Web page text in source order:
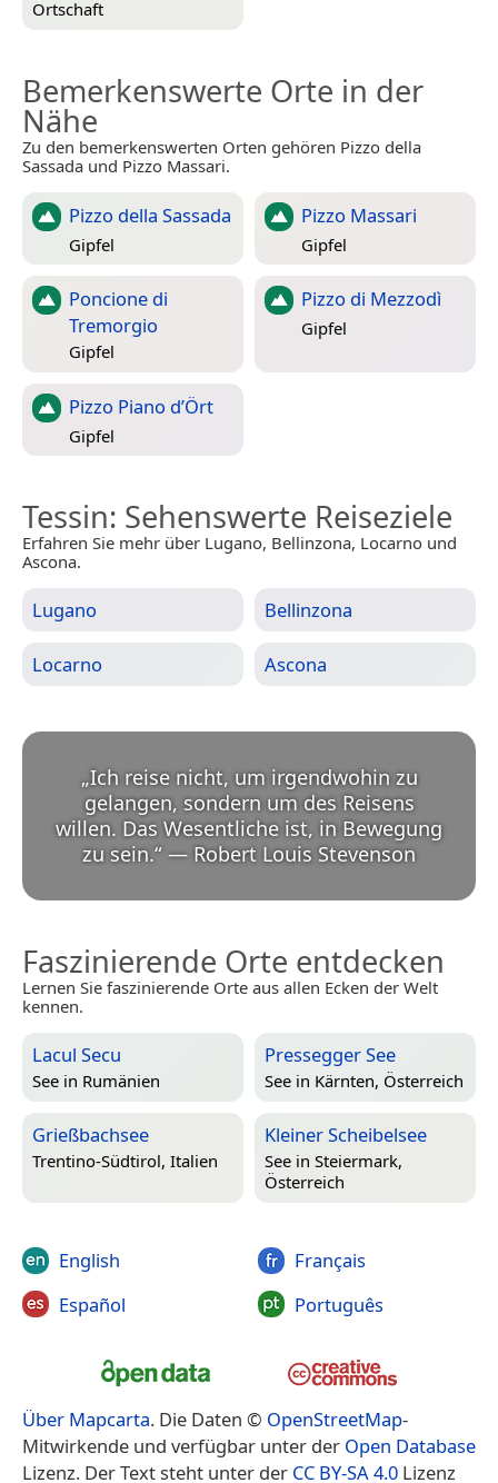
Ortschaft
Bemerkenswerte Orte in der
Nähe
Zu den bemerkenswerten Orten gehören Pizzo della
Sassada und Pizzo Massari.
Pizzo della Sassada
Gipfel
Pizzo Massari
Gipfel
Poncione di
Tremorgio
Gipfel
Pizzo di Mezzodì
Gipfel
Pizzo Piano d’Ört
Gipfel
Tessin: Sehenswerte Reiseziele
Erfahren Sie mehr über Lugano, Bellinzona, Locarno und
Ascona.
Lugano Bellinzona
Locarno Ascona
„Ich reise nicht, um irgendwohin zu
gelangen, sondern um des Reisens
willen. Das Wesentliche ist, in Bewegung
zu sein.“ — Robert Louis Stevenson
Faszinierende Orte entdecken
Lernen Sie faszinierende Orte aus allen Ecken der Welt
kennen.
Lacul Secu
See in Rumänien
Pressegger See
See in Kärnten, Österreich
Grießbachsee
Trentino-Südtirol, Italien
Kleiner Scheibelsee
See in Steiermark,
Österreich
English
Español
Français
Português
Über Mapcarta. Die Daten © OpenStreetMap-
Mitwirkende und verfügbar unter der Open Database
Lizenz. Der Text steht unter der CC BY-SA 4.0 Lizenz